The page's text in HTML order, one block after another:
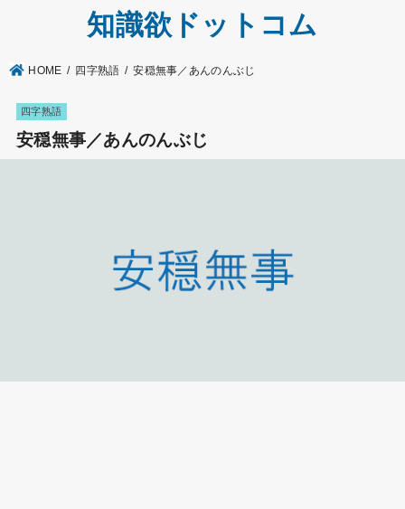
知識欲ドットコム
HOME 四字熟語 安穏無事／あんのんぶじ
四字熟語
安穏無事／あんのんぶじ